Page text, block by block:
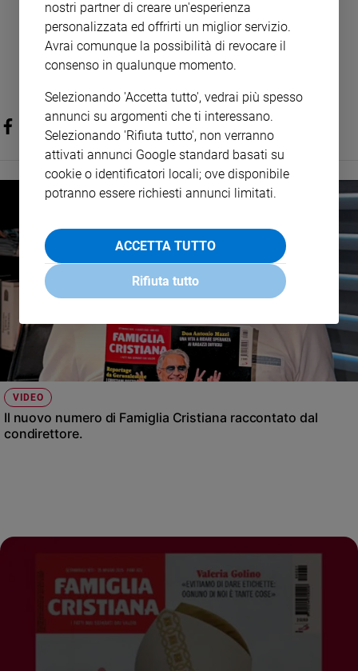
VIDEO
Il nuovo numero di Famiglia Cristiana raccontato dal
condirettore.
nostri partner di creare un'esperienza
personalizzata ed offrirti un miglior servizio.
Avrai comunque la possibilità di revocare il
consenso in qualunque momento.
Selezionando 'Accetta tutto', vedrai più spesso
annunci su argomenti che ti interessano.
Selezionando 'Rifiuta tutto', non verranno
attivati annunci Google standard basati su
cookie o identificatori locali; ove disponibile
potranno essere richiesti annunci limitati.
ACCETTA TUTTO
Rifiuta tutto